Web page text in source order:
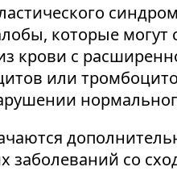
которые могут
крови с
или
заболеваний со